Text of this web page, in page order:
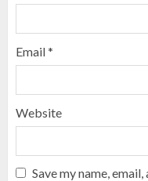
Email*
Website
Save my name,